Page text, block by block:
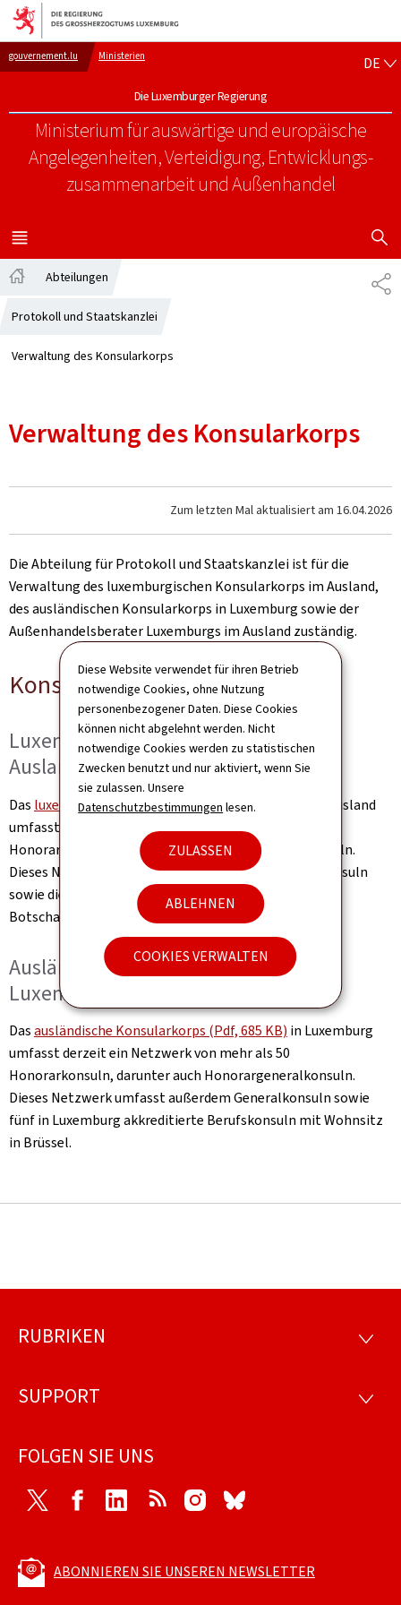
Diese Website verwendet für ihren Betrieb
notwendige Cookies, ohne Nutzung
personenbezogener Daten. Diese Cookies
können nicht abgelehnt werden. Nicht
notwendige Cookies werden zu statistischen
Zwecken benutzt und nur aktiviert, wenn Sie
sie zulassen. Unsere
Datenschutzbestimmungen lesen.
ZULASSEN
ABLEHNEN
COOKIES VERWALTEN
Zur Hauptnavigation
Zum Inhalt
gouvernement.lu Ministerien
Die Luxemburger Regierung
Ministerium für auswärtige und europäische
Angelegenheiten, Verteidigung, Entwicklungs-
zusammenarbeit und Außenhandel
DE
MENÜ
HAUPT-
Abteilungen
Protokoll und Staatskanzlei
Verwaltung des Konsularkorps
Verwaltung des Konsularkorps
Zum letzten Mal aktualisiert am 16.04.2026
Die Abteilung für Protokoll und Staatskanzlei ist für die
Verwaltung des luxemburgischen Konsularkorps im Ausland,
des ausländischen Konsularkorps in Luxemburg sowie der
Außenhandelsberater Luxemburgs im Ausland zuständig.
Konsularkorps
Luxemburgisches Konsularkorps im
Ausland
Das luxemburgische Konsularkorps (Pdf, 547 KB)
im Ausland
umfasst derzeit ein Netzwerk von mehr als 160
Honorarkonsuln, darunter auch Honorargeneralkonsuln.
Dieses Netzwerk umfasst außerdem sechs Generalkonsuln
sowie die Konsularabteilungen der luxemburgischen
Botschaften.
Ausländisches Konsularkorps in
Luxemburg
Dasausländische Konsularkorps (Pdf, 685 KB) in Luxemburg
umfasst derzeit ein Netzwerk von mehr als 50
Honorarkonsuln, darunter auch Honorargeneralkonsuln.
Dieses Netzwerk umfasst außerdem Generalkonsuln sowie
fünf in Luxemburg akkreditierte Berufskonsuln mit Wohnsitz
in Brüssel.
Footer
RUBRIKEN
SUPPORT
FOLGEN SIE UNS
Twitter FacebookLinkedIn RSS Instagram
ABONNIEREN SIE UNSEREN NEWSLETTER